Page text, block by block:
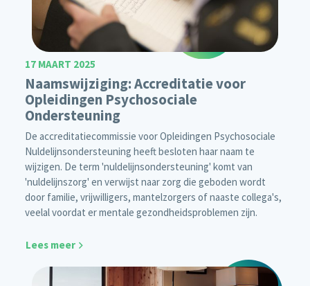
17 MAART 2025
Naamswijziging: Accreditatie voor
Opleidingen Psychosociale
Ondersteuning
De accreditatiecommissie voor Opleidingen Psychosociale
Nuldelijnsondersteuning heeft besloten haar naam te
wijzigen. De term 'nuldelijnsondersteuning' komt van
'nuldelijnszorg' en verwijst naar zorg die geboden wordt
door familie, vrijwilligers, mantelzorgers of naaste collega's,
veelal voordat er mentale gezondheidsproblemen zijn.
Lees meer